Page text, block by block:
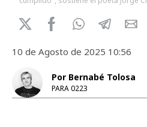
10 de Agosto de 2025 10:56
Por Bernabé Tolosa
PARA 0223